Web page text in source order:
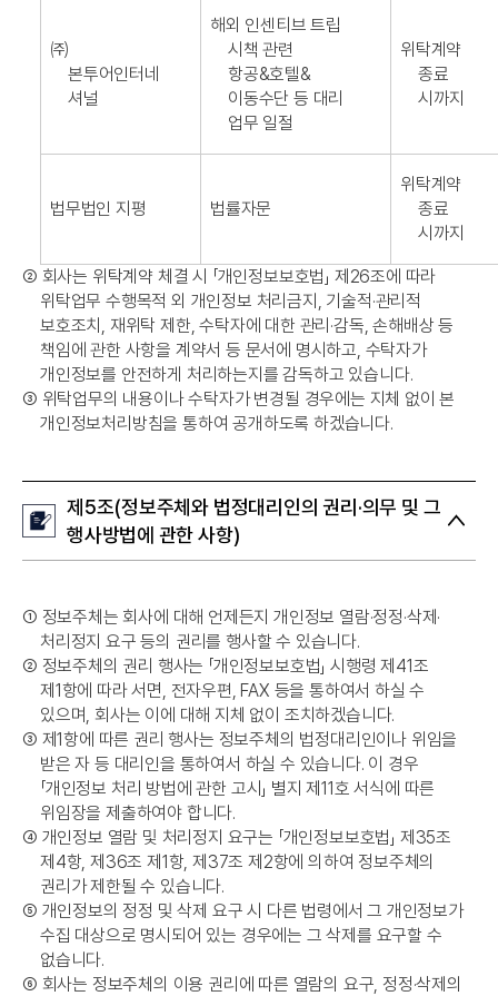
㈜
본투어인터네
셔널
해외 인센티브 트립
시책 관련
항공&호텔&
이동수단 등 대리
업무 일절
위탁계약
종료
시까지
법무법인 지평 법률자문
위탁계약
종료
시까지
➁ 회사는 위탁계약 체결 시 「개인정보보호법」 제26조에 따라
위탁업무 수행목적 외 개인정보 처리금지, 기술적·관리적
보호조치, 재위탁 제한, 수탁자에 대한 관리·감독, 손해배상 등
책임에 관한 사항을 계약서 등 문서에 명시하고, 수탁자가
개인정보를 안전하게 처리하는지를 감독하고 있습니다.
➂ 위탁업무의 내용이나 수탁자가 변경될 경우에는 지체 없이 본
개인정보처리방침을 통하여 공개하도록 하겠습니다.
제5조(정보주체와 법정대리인의 권리·의무 및 그
행사방법에 관한 사항)
➀ 정보주체는 회사에 대해 언제든지 개인정보 열람·정정·삭제·
처리정지 요구 등의 권리를 행사할 수 있습니다.
➁ 정보주체의 권리 행사는 「개인정보보호법」 시행령 제41조
제1항에 따라 서면, 전자우편, FAX 등을 통하여서 하실 수
있으며, 회사는 이에 대해 지체 없이 조치하겠습니다.
➂ 제1항에 따른 권리 행사는 정보주체의 법정대리인이나 위임을
받은 자 등 대리인을 통하여서 하실 수 있습니다. 이 경우
「개인정보 처리 방법에 관한 고시」 별지 제11호 서식에 따른
위임장을 제출하여야 합니다.
➃ 개인정보 열람 및 처리정지 요구는 「개인정보보호법」 제35조
제4항, 제36조 제1항, 제37조 제2항에 의하여 정보주체의
권리가 제한될 수 있습니다.
➄ 개인정보의 정정 및 삭제 요구 시 다른 법령에서 그 개인정보가
수집 대상으로 명시되어 있는 경우에는 그 삭제를 요구할 수
없습니다.
➅ 회사는 정보주체의 이용 권리에 따른 열람의 요구, 정정·삭제의